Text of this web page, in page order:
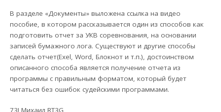
В разделе «Документы» выложена ссылка на видео
пособие, в котором рассказывается один из способов как
подготовить отчет за УКВ соревнования, на основании
записей бумажного лога. Существуют и другие способы
сделать отчет(Exel, Word, Блокнот и т.п.), достоинством
описанного способа является получение отчета из
программы с правильным форматом, который будет
читаться без ошибок судейскими программами.
73! Михаил RT3G